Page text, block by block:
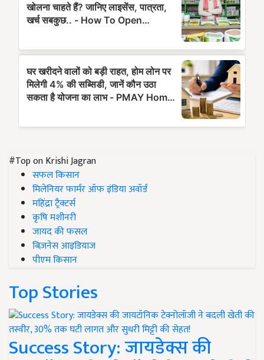
#Top on Krishi Jagran
सफल किसान
मिलेनियर फार्मर ऑफ इंडिया अवॉर्ड
महिंद्रा ट्रैक्टर्स
कृषि मशीनरी
जायद की फसल
बिज़नेस आइडियाज
पीएम किसान
Top Stories
Success Story: जायडेक्स की